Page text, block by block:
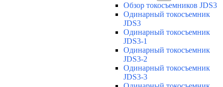
Обзор токосъемников JDS3
Одинарный токосъемник
JDS3
Одинарный токосъемник
JDS3-1
Одинарный токосъемник
JDS3-2
Одинарный токосъемник
JDS3-3